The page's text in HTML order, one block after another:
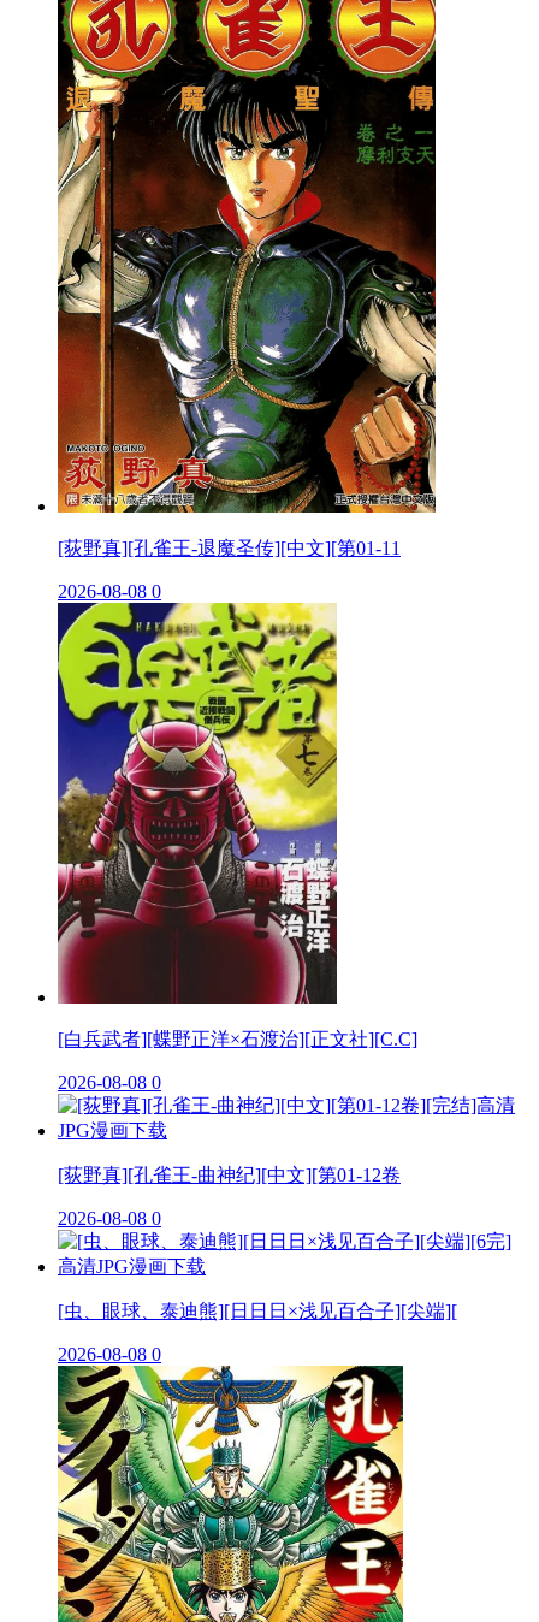
[荻野真][孔雀王-退魔圣传][中文][第01-11
2026-08-08 0
[白兵武者][蝶野正洋×石渡治][正文社][C.C]
2026-08-08 0
[荻野真][孔雀王-曲神纪][中文][第01-12卷
2026-08-08 0
[虫、眼球、泰迪熊][日日日×浅见百合子][尖端][
2026-08-08 0